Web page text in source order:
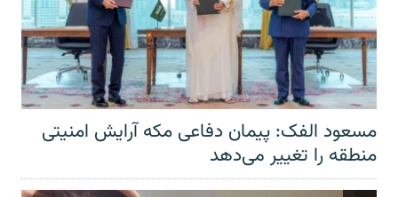
مسعود الفک: پیمان دفاعی مکه آرایش امنیتی
منطقه را تغییر می‌دهد